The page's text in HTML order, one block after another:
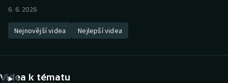
Atletika
DALŠÍ SPORTY
6. 6. 2026
Nejnovější videa Nejlepší videa
Videa k tématu